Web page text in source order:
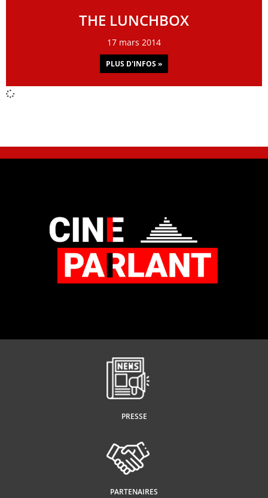
THE LUNCHBOX
17 mars 2014
PLUS D'INFOS »
PRESSE
PARTENAIRES